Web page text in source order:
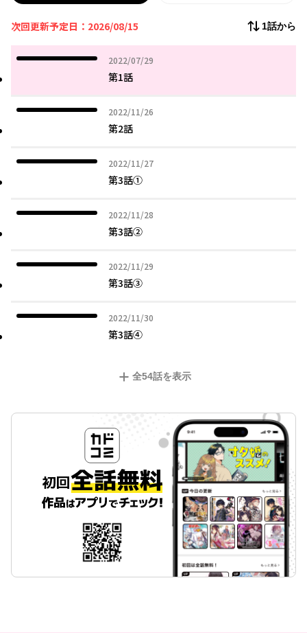
次回更新予定日：2026/08/15 1話から
2022/07/29
2022年07月29日
第1話
2022/11/26
2022年11月26日
第2話
2022/11/27
2022年11月27日
第3話①
2022/11/28
2022年11月28日
第3話②
2022/11/29
2022年11月29日
第3話③
2022/11/30
2022年11月30日
第3話④
全54話を表示